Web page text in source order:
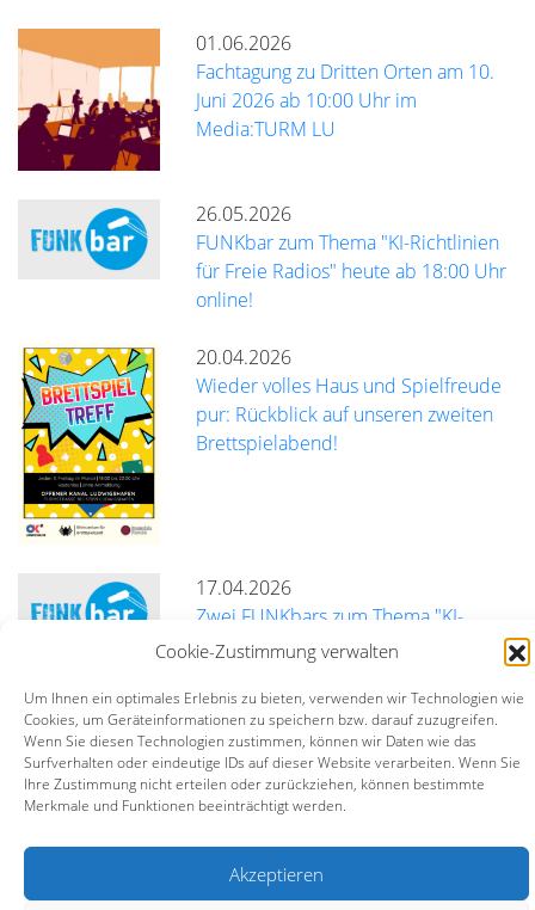
Cookie-Zustimmung verwalten
Um Ihnen ein optimales Erlebnis zu bieten, verwenden wir Technologien wie
Cookies, um Geräteinformationen zu speichern bzw. darauf zuzugreifen.
Wenn Sie diesen Technologien zustimmen, können wir Daten wie das
Surfverhalten oder eindeutige IDs auf dieser Website verarbeiten. Wenn Sie
Ihre Zustimmung nicht erteilen oder zurückziehen, können bestimmte
Merkmale und Funktionen beeinträchtigt werden.
Akzeptieren
01.06.2026
Fachtagung zu Dritten Orten am 10.
Juni 2026 ab 10:00 Uhr im
Media:TURM LU
26.05.2026
FUNKbar zum Thema "KI-Richtlinien
für Freie Radios" heute ab 18:00 Uhr
online!
20.04.2026
Wieder volles Haus und Spielfreude
pur: Rückblick auf unseren zweiten
Brettspielabend!
17.04.2026
Zwei FUNKbars zum Thema "KI-
Richtlinien für Freie Radios"
mehr
Bildungszentrum BürgerMedien e.V. (BZBM)
Datenschutz